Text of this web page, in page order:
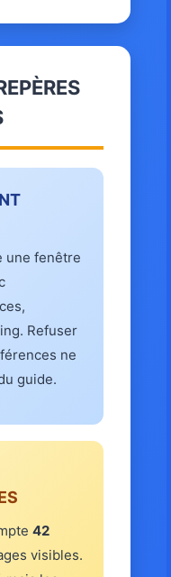
une fenêtre
Refuser
ne
guide.
42
visibles.